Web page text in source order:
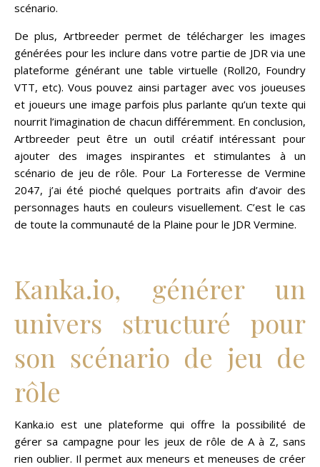
scénario.
De plus, Artbreeder permet de télécharger les images
générées pour les inclure dans votre partie de JDR via une
plateforme générant une table virtuelle (Roll20, Foundry
VTT, etc). Vous pouvez ainsi partager avec vos joueuses
et joueurs une image parfois plus parlante qu’un texte qui
nourrit l’imagination de chacun différemment. En conclusion,
Artbreeder peut être un outil créatif intéressant pour
ajouter des images inspirantes et stimulantes à un
scénario de jeu de rôle. Pour La Forteresse de Vermine
2047, j’ai été pioché quelques portraits afin d’avoir des
personnages hauts en couleurs visuellement. C’est le cas
de toute la communauté de la Plaine pour le JDR Vermine.
Kanka.io, générer un
univers structuré pour
son scénario de jeu de
rôle
Kanka.io est une plateforme qui offre la possibilité de
gérer sa campagne pour les jeux de rôle de A à Z, sans
rien oublier. Il permet aux meneurs et meneuses de créer